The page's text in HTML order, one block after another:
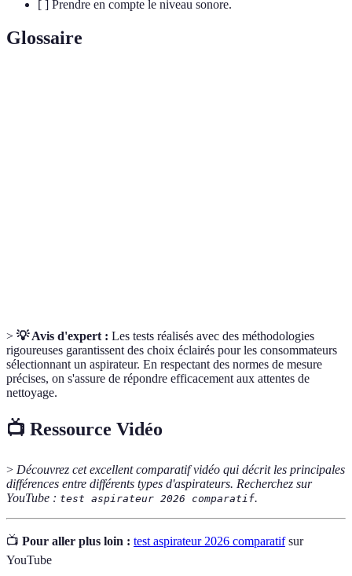
[ ] Prendre en compte le niveau sonore.
Glossaire
> 💡 Avis d'expert : Les tests réalisés avec des méthodologies
rigoureuses garantissent des choix éclairés pour les consommateurs
sélectionnant un aspirateur. En respectant des normes de mesure
précises, on s'assure de répondre efficacement aux attentes de
nettoyage.
📺 Ressource Vidéo
> Découvrez cet excellent comparatif vidéo qui décrit les principales
différences entre différents types d'aspirateurs. Recherchez sur
YouTube : test aspirateur 2026 comparatif.
📺 Pour aller plus loin : test aspirateur 2026 comparatifsur
YouTube